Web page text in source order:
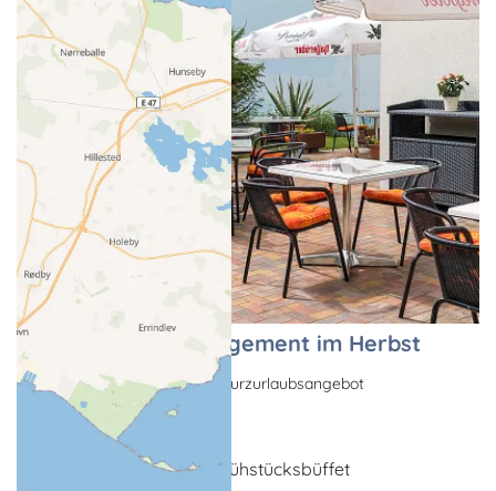
Unser Kranicharrangement im Herbst
Nebensaison-Angebote, Kurzurlaubsangebot
Waren (Müritz)
4 x Übernachtug inkl. Frühstücksbüffet